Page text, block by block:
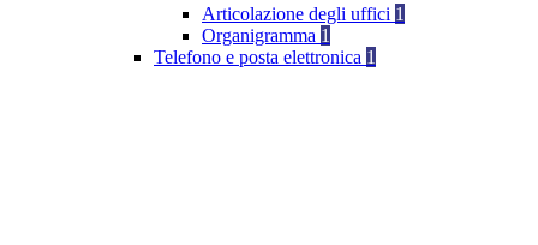
Articolazione degli uffici 1
Organigramma 1
Telefono e posta elettronica 1